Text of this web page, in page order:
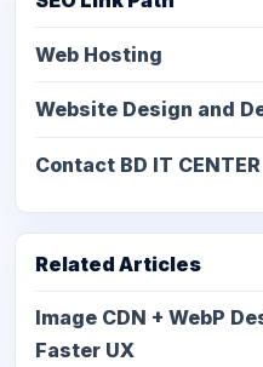
Web Hosting
Website Design and
Contact BD IT CENTER
Related Articles
Image CDN + WebP
Faster UX